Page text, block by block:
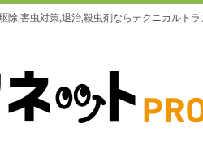
除,害虫対策,退治,殺虫剤ならテクニカルト